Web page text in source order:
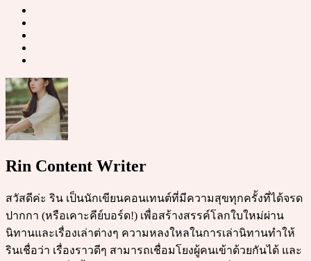
Rin Content Writer
สวัสดีค่ะ ริน เป็นนักเขียนคอนเทนต์ที่มีความสุขทุกครั้งที่ได้จรด
ปากกา (หรือเคาะคีย์บอร์ด!) เพื่อสร้างสรรค์โลกใบใหม่ผ่าน
นิทานและเรื่องเล่าต่างๆ ความหลงใหลในการเล่านิทานทำให้
รินเชื่อว่า เรื่องราวดีๆ สามารถเชื่อมโยงผู้คนเข้าด้วยกันได้ และ